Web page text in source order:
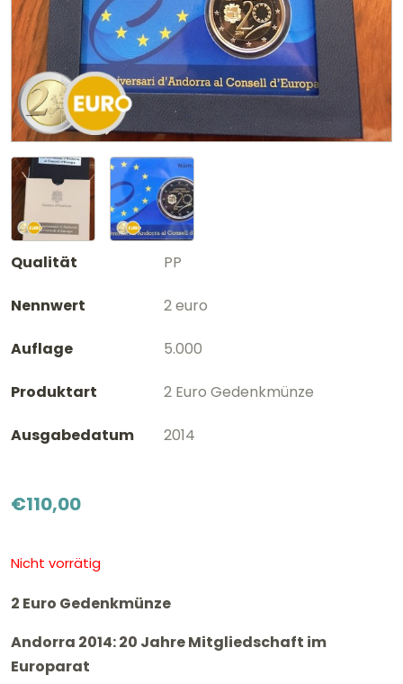
Qualität PP
Nennwert 2 euro
Auflage 5.000
Produktart 2 Euro Gedenkmünze
Ausgabedatum 2014
€110,00
Nicht vorrätig
2 Euro Gedenkmünze
Andorra 2014: 20 Jahre Mitgliedschaft im
Europarat